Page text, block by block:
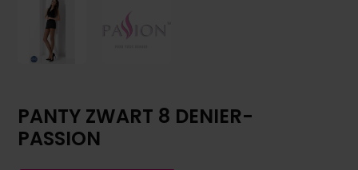
PANTY ZWART 8 DENIER-
PASSION